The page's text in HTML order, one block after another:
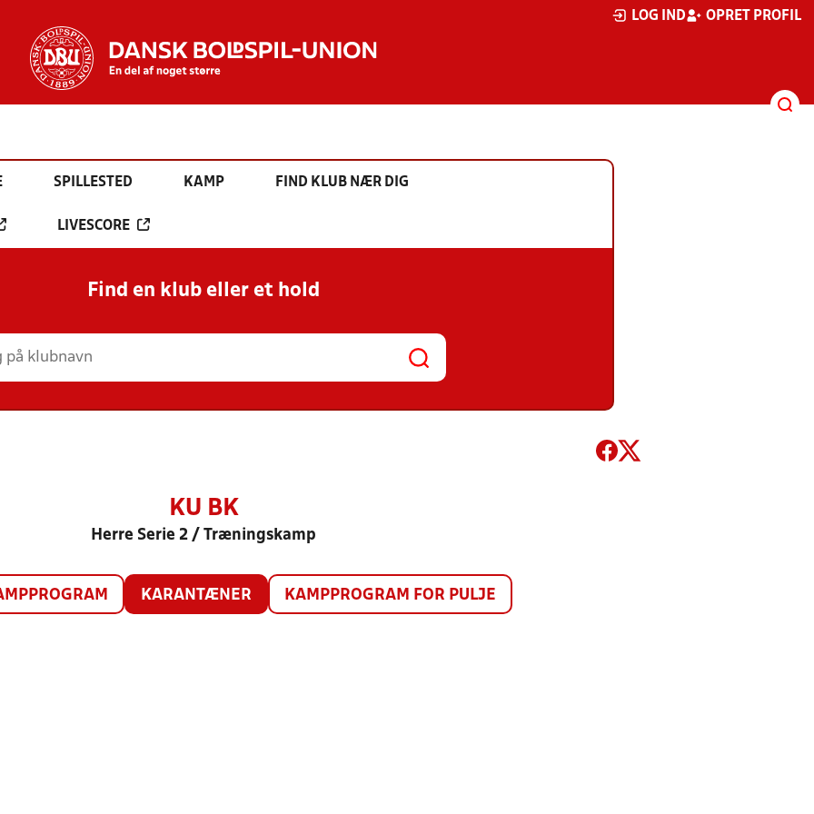
LOG IND OPRET PROFIL
SPILLESTED KAMP FIND KLUB NÆR DIG
LIVESCORE
Find en klub eller et hold
KU BK
Herre Serie 2 / Træningskamp
KARANTÆNER KAMPPROGRAM FOR PULJE